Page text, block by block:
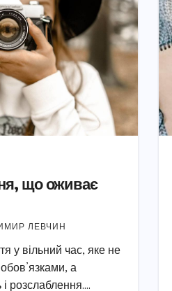
що оживає
ЛЕВЧИН
у вільний час, яке не
а
і розслаблення.…